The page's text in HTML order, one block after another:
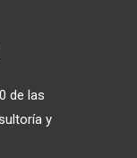
de las
y